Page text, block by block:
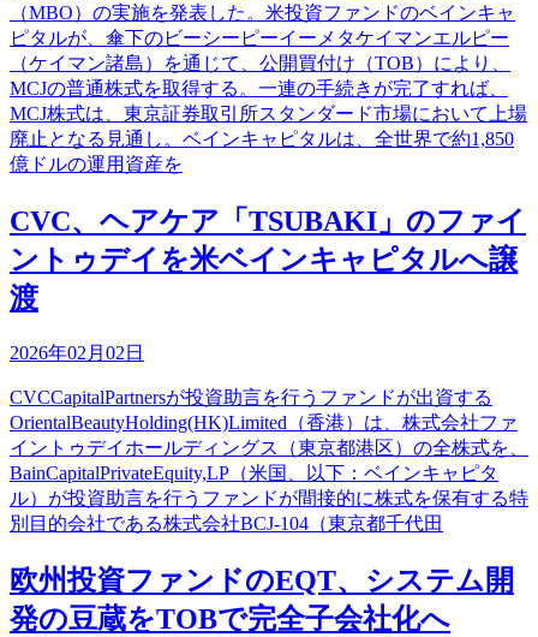
（MBO）の実施を発表した。米投資ファンドのベインキャ
ピタルが、傘下のビーシーピーイーメタケイマンエルピー
（ケイマン諸島）を通じて、公開買付け（TOB）により、
MCJの普通株式を取得する。一連の手続きが完了すれば、
MCJ株式は、東京証券取引所スタンダード市場において上場
廃止となる見通し。ベインキャピタルは、全世界で約1,850
億ドルの運用資産を
CVC、ヘアケア「TSUBAKI」のファイ
ントゥデイを米ベインキャピタルへ譲
渡
2026年02月02日
CVCCapitalPartnersが投資助言を行うファンドが出資する
OrientalBeautyHolding(HK)Limited（香港）は、株式会社ファ
イントゥデイホールディングス（東京都港区）の全株式を、
BainCapitalPrivateEquity,LP（米国、以下：ベインキャピタ
ル）が投資助言を行うファンドが間接的に株式を保有する特
別目的会社である株式会社BCJ-104（東京都千代田
欧州投資ファンドのEQT、システム開
発の豆蔵をTOBで完全子会社化へ